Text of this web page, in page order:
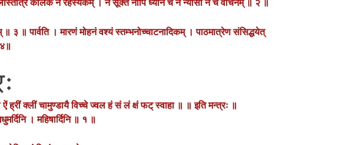
कीलकं न रहस्यकम् । न सूक्तं नापि ध्यानं च न न्यासो न च वार्चनम् ॥ २ ॥
३ ॥ पार्वति । मारणं मोहनं वश्यं स्तम्भनोच्चाटनादिकम् । पाठमात्रेण संसिद्धयेत्
क्लीं चामुण्डायै विच्चे ज्वल हं सं लं क्षं फट् स्वाहा ॥ ॥ इति मन्त्रः ॥
। महिषार्दिनि ॥ १ ॥